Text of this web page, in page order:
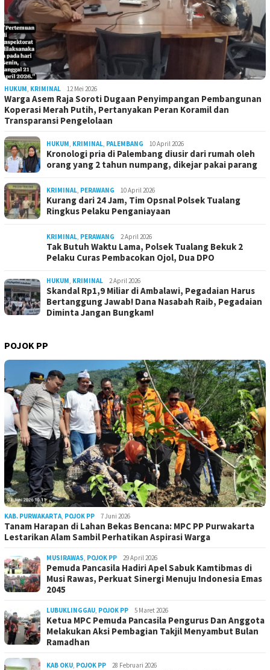
HUKUM, KRIMINAL 12 Mei 2026
Warga Asem Raja Soroti Dugaan Penyimpangan Pembangunan
Koperasi Merah Putih, Pertanyakan Peran Koramil dan
Transparansi Pengelolaan
HUKUM, KRIMINAL, PALEMBANG 10 April 2026
Kronologi pria di Palembang diusir dari rumah oleh
orang yang 2 tahun numpang, dikejar pakai parang
KRIMINAL, PERAWANG 10 April 2026
Kurang dari 24 Jam, Tim Opsnal Polsek Tualang
Ringkus Pelaku Penganiayaan
KRIMINAL, PERAWANG 2 April 2026
Tak Butuh Waktu Lama, Polsek Tualang Bekuk 2
Pelaku Curas Pembacokan Ojol, Dua DPO
HUKUM, KRIMINAL 2 April 2026
Skandal Rp1,9 Miliar di Ambalawi, Pegadaian Harus
Bertanggung Jawab! Dana Nasabah Raib, Pegadaian
Diminta Jangan Bungkam!
POJOK PP
KAB. PURWAKARTA, POJOK PP 7 Juni 2026
Tanam Harapan di Lahan Bekas Bencana: MPC PP Purwakarta
Lestarikan Alam Sambil Perhatikan Aspirasi Warga
MUSIRAWAS, POJOK PP 29 April 2026
Pemuda Pancasila Hadiri Apel Sabuk Kamtibmas di
Musi Rawas, Perkuat Sinergi Menuju Indonesia Emas
2045
LUBUKLINGGAU, POJOK PP 5 Maret 2026
Ketua MPC Pemuda Pancasila Pengurus Dan Anggota
Melakukan Aksi Pembagian Takjil Menyambut Bulan
Ramadhan
KAB OKU, POJOK PP 28 Februari 2026